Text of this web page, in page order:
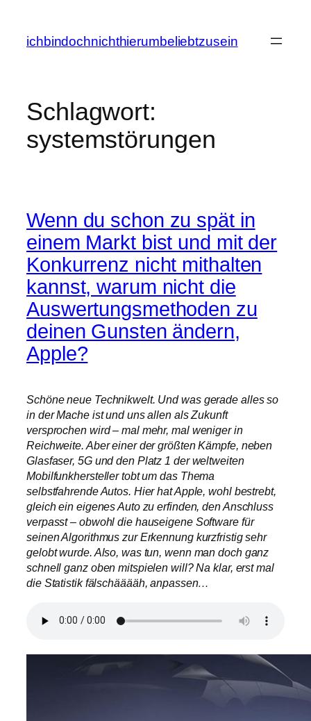
springen
ichbindochnichthierumbeliebtzusein
Schlagwort:
systemstörungen
Wenn du schon zu spät in
einem Markt bist und mit der
Konkurrenz nicht mithalten
kannst, warum nicht die
Auswertungsmethoden zu
deinen Gunsten ändern,
Apple?
Schöne neue Technikwelt. Und was gerade alles so
in der Mache ist und uns allen als Zukunft
versprochen wird – mal mehr, mal weniger in
Reichweite. Aber einer der größten Kämpfe, neben
Glasfaser, 5G und den Platz 1 der weltweiten
Mobilfunkhersteller tobt um das Thema
selbstfahrende Autos. Hier hat Apple, wohl bestrebt,
gleich ein eigenes Auto zu erfinden, den Anschluss
verpasst – obwohl die hauseigene Software für
seinen Algorithmus zur Erkennung kurzfristig sehr
gelobt wurde. Also, was tun, wenn man doch ganz
schnell ganz oben mitspielen will? Na klar, erst mal
die Statistik fälschääääh, anpassen…